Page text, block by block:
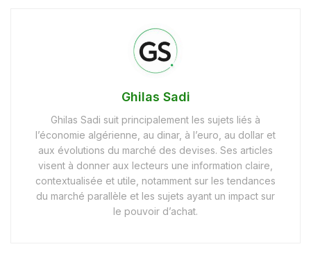
Ghilas Sadi
Ghilas Sadi suit principalement les sujets liés à
l’économie algérienne, au dinar, à l’euro, au dollar et
aux évolutions du marché des devises. Ses articles
visent à donner aux lecteurs une information claire,
contextualisée et utile, notamment sur les tendances
du marché parallèle et les sujets ayant un impact sur
le pouvoir d’achat.